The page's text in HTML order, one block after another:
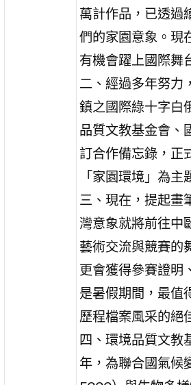
萬計作品，已透過
們的家園意象。現
有機會躍上國際舞
二、經過多年努力
鎮之國際綠十字白
品質文教基金會、
訂合作備忘錄，正
「家園環境」為主
三、現在，提起畫
灣意象就將前往中
藝術交流與競賽的
更會獲得參賽證明
是暑假期間，最值
歷程檔案風采的絕
四、環境品質文教
年，為聯合國氣候